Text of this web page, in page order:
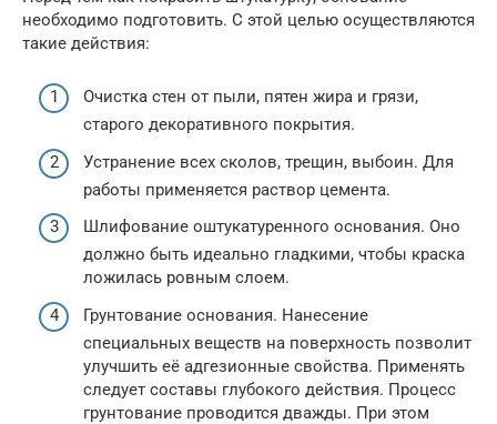
необходимо подготовить. С этой целью осуществляются
такие действия:
Очистка стен от пыли, пятен жира и грязи,
старого декоративного покрытия.
Устранение всех сколов, трещин, выбоин. Для
работы применяется раствор цемента.
Шлифование оштукатуренного основания. Оно
должно быть идеально гладкими, чтобы краска
ложилась ровным слоем.
Грунтование основания. Нанесение
специальных веществ на поверхность позволит
улучшить её адгезионные свойства. Применять
следует составы глубокого действия. Процесс
грунтование проводится дважды. При этом